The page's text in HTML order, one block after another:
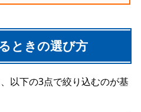
ときの選び方
以下の3点で絞り込むのが基